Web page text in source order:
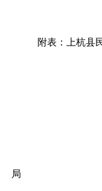
附表：上杭县
上
局